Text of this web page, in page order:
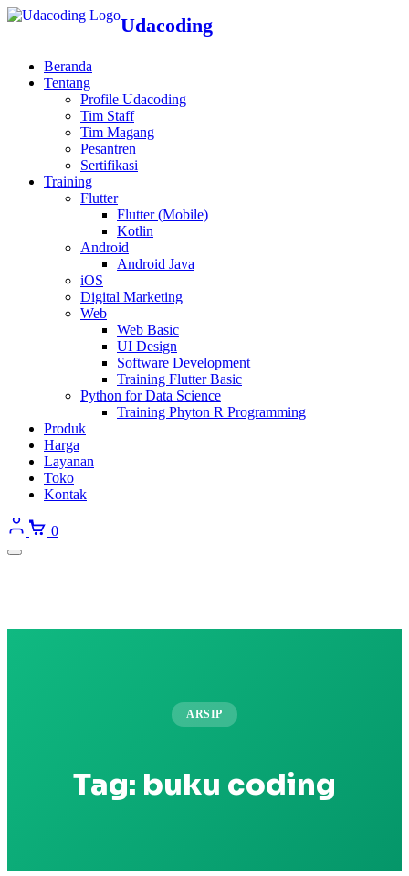
Udacoding
Beranda
Tentang
Profile Udacoding
Tim Staff
Tim Magang
Pesantren
Sertifikasi
Training
Flutter
Flutter (Mobile)
Kotlin
Android
Android Java
iOS
Digital Marketing
Web
Web Basic
UI Design
Software Development
Training Flutter Basic
Python for Data Science
Training Phyton R Programming
Produk
Harga
Layanan
Toko
Kontak
0
ARSIP
Tag: buku coding